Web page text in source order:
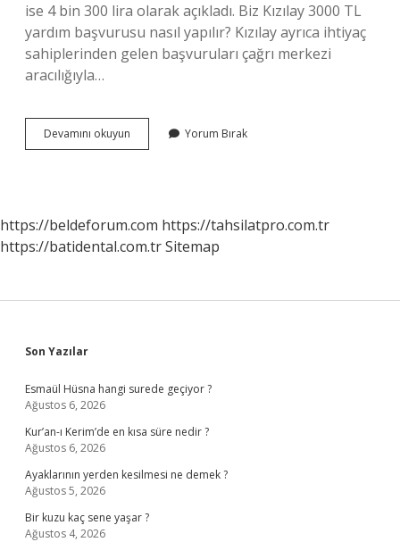
ise 4 bin 300 lira olarak açıkladı. Biz Kızılay 3000 TL
yardım başvurusu nasıl yapılır? Kızılay ayrıca ihtiyaç
sahiplerinden gelen başvuruları çağrı merkezi
aracılığıyla…
Devamını okuyun
Biz
Yorum Bırak
https://beldeforum.com https://tahsilatpro.com.tr
https://batidental.com.trSitemap
Sidebar
Son Yazılar
Esmaül Hüsna hangi surede geçiyor ?
Ağustos 6, 2026
Kur’an-ı Kerim’de en kısa süre nedir ?
Ağustos 6, 2026
Ayaklarının yerden kesilmesi ne demek ?
Ağustos 5, 2026
Bir kuzu kaç sene yaşar ?
Ağustos 4, 2026